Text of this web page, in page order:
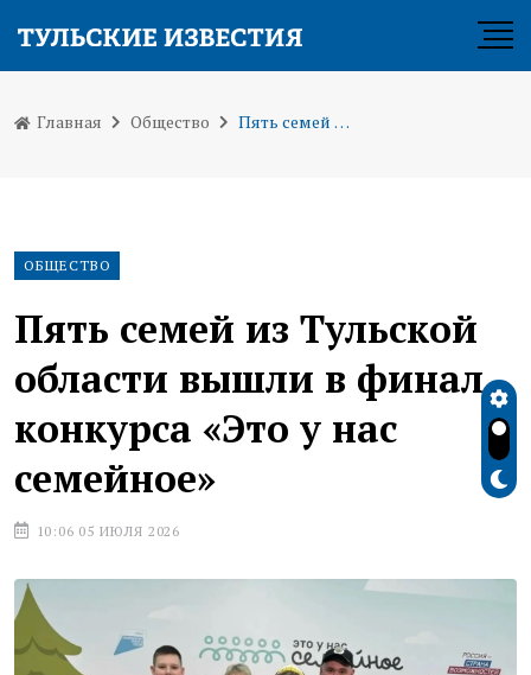
Главная Общество Пять семей из Тульской области вышли в финал конкурса «Это у нас семейное»
ОБЩЕСТВО
Пять семей из Тульской
области вышли в финал
конкурса «Это у нас
семейное»
10:06 05 ИЮЛЯ 2026